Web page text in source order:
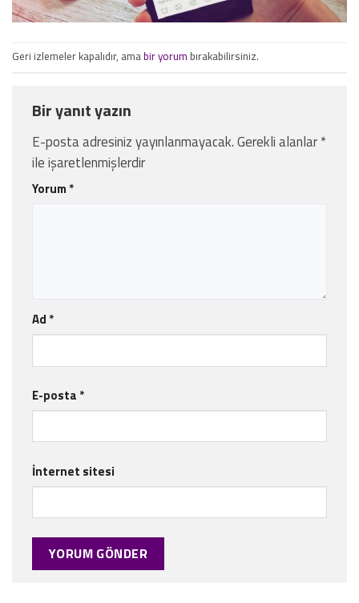
Geri izlemeler kapalıdır, amabir yorum bırakabilirsiniz.
Bir yanıt yazın
E-posta adresiniz yayınlanmayacak.Gerekli alanlar*
ile işaretlenmişlerdir
Yorum *
Ad *
E-posta *
İnternet sitesi